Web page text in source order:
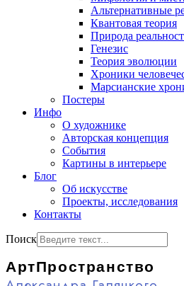
Альтернативные
Квантовая теория
Природа
Генезис
Теория эволюции
Хроники
Марсианские
Постеры
Инфо
О художнике
Авторская концепция
События
Картины в интерьере
Блог
Об искусстве
Проекты, исследования
Контакты
Поиск
АртПространство